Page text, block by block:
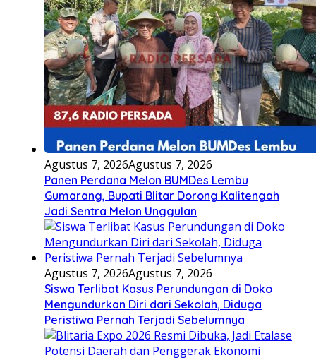
Agustus 7, 2026Agustus 7, 2026
Panen Perdana Melon BUMDes Lembu
Gumarang, Bupati Blitar Dorong Kalitengah
Jadi Sentra Melon Unggulan
Agustus 7, 2026Agustus 7, 2026
Siswa Terlibat Kasus Perundungan di Doko
Mengundurkan Diri dari Sekolah, Diduga
Peristiwa Pernah Terjadi Sebelumnya